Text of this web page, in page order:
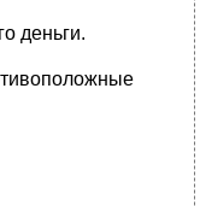
деньги.